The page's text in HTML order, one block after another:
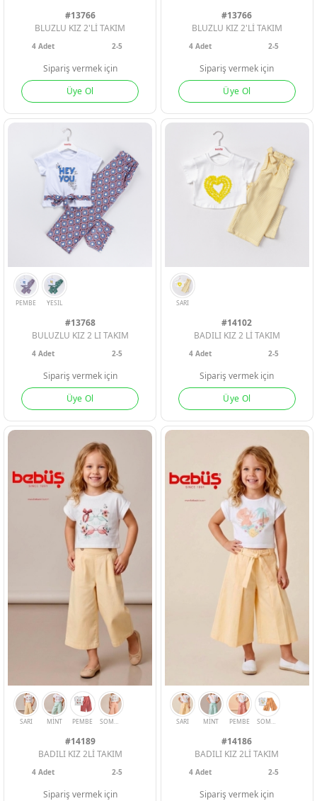
Geri Bildirim
İletişim
Destek &
Geri Bildirim
Müşteri
#13766
BLUZLU KIZ 2'Lİ TAKIM
4Adet 2-5
Sipariş vermek için
Üye Ol
#13766
BLUZLU KIZ 2'Lİ TAKIM
4 Adet 2-5
Sipariş vermek için
Üye Ol
PEMBE YESIL
#13768
BULUZLU KIZ 2 LI TAKIM
4Adet 2-5
Sipariş vermek için
Üye Ol
SARI
#14102
BADILI KIZ 2 Lİ TAKIM
4 Adet 2-5
Sipariş vermek için
Üye Ol
#14189
BADILI KIZ 2Lİ TAKIM
4Adet 2-5
Sipariş vermek için
#14186
BADILI KIZ 2Lİ TAKIM
4 Adet 2-5
Sipariş vermek için